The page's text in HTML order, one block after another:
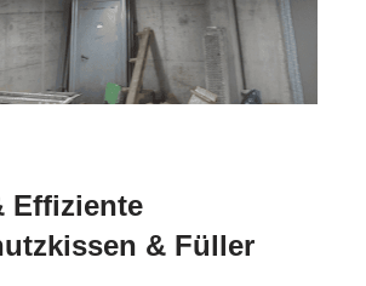
Effiziente
& Füller